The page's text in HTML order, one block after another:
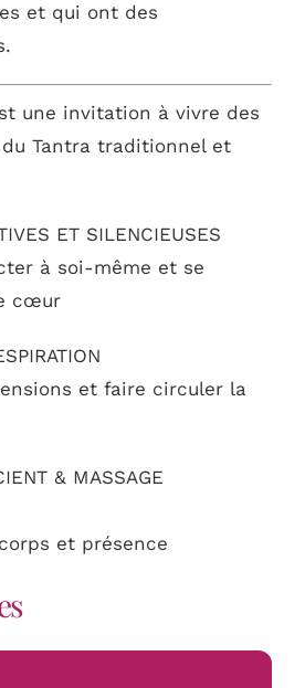
et qui ont des
une invitation à vivre des
Tantra traditionnel et
ET SILENCIEUSES
à soi-même et se
cœur
et faire circuler la
& MASSAGE
et présence